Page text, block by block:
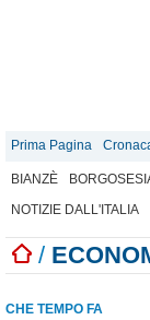
Prima Pagina
BIANZÈ
NOTIZIE DALL'ITALIA
/
CHE TEMPO FA